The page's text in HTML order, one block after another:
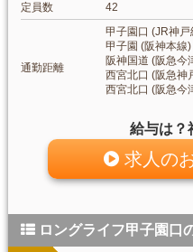
定員数
42
通勤距離
甲子園口 (JR神
甲子園 (阪神本線
阪神国道 (阪急今
西宮北口 (阪急神
西宮北口 (阪急今
給与は？
求人の
ロングライフ甲子園口